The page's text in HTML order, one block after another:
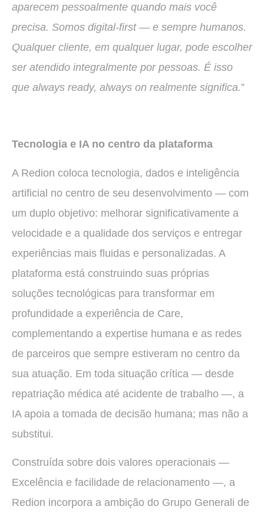
aparecem pessoalmente quando mais você
precisa. Somos digital-first — e sempre humanos.
Qualquer cliente, em qualquer lugar, pode escolher
ser atendido integralmente por pessoas. É isso
que always ready, always on realmente significa.”
Tecnologia e IA no centro da plataforma
A Redion coloca tecnologia, dados e inteligência
artificial no centro de seu desenvolvimento — com
um duplo objetivo: melhorar significativamente a
velocidade e a qualidade dos serviços e entregar
experiências mais fluidas e personalizadas. A
plataforma está construindo suas próprias
soluções tecnológicas para transformar em
profundidade a experiência de Care,
complementando a expertise humana e as redes
de parceiros que sempre estiveram no centro da
sua atuação. Em toda situação crítica — desde
repatriação médica até acidente de trabalho —, a
IA apoia a tomada de decisão humana; mas não a
substitui.
Construída sobre dois valores operacionais —
Excelência e facilidade de relacionamento —, a
Redion incorpora a ambição do Grupo Generali de